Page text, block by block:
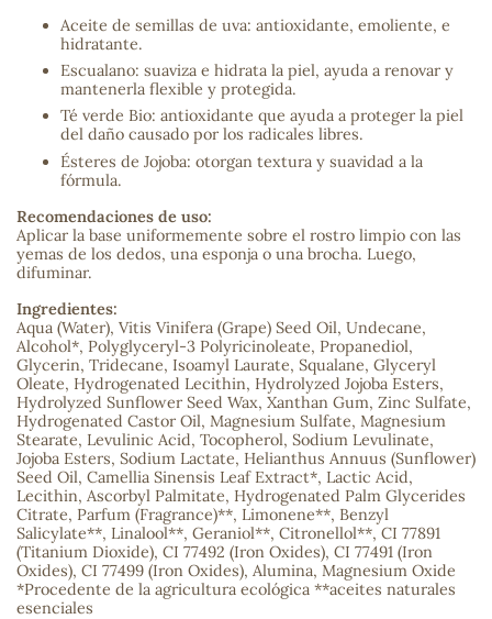
Aceite de semillas de uva: antioxidante, emoliente, e
hidratante.
Escualano: suaviza e hidrata la piel, ayuda a renovar y
mantenerla flexible y protegida.
Té verde Bio: antioxidante que ayuda a proteger la piel
del daño causado por los radicales libres.
Ésteres de Jojoba: otorgan textura y suavidad a la
fórmula.
Recomendaciones de uso:
Aplicar la base uniformemente sobre el rostro limpio con las
yemas de los dedos, una esponja o una brocha. Luego,
difuminar.
Ingredientes:
Aqua (Water), Vitis Vinifera (Grape) Seed Oil, Undecane,
Alcohol*, Polyglyceryl-3 Polyricinoleate, Propanediol,
Glycerin, Tridecane, Isoamyl Laurate, Squalane, Glyceryl
Oleate, Hydrogenated Lecithin, Hydrolyzed Jojoba Esters,
Hydrolyzed Sunflower Seed Wax, Xanthan Gum, Zinc Sulfate,
Hydrogenated Castor Oil, Magnesium Sulfate, Magnesium
Stearate, Levulinic Acid, Tocopherol, Sodium Levulinate,
Jojoba Esters, Sodium Lactate, Helianthus Annuus (Sunflower)
Seed Oil, Camellia Sinensis Leaf Extract*, Lactic Acid,
Lecithin, Ascorbyl Palmitate, Hydrogenated Palm Glycerides
Citrate, Parfum (Fragrance)**, Limonene**, Benzyl
Salicylate**, Linalool**, Geraniol**, Citronellol**, CI 77891
(Titanium Dioxide), CI 77492 (Iron Oxides), CI 77491 (Iron
Oxides), CI 77499 (Iron Oxides), Alumina, Magnesium Oxide
*Procedente de la agricultura ecológica **aceites naturales
esenciales